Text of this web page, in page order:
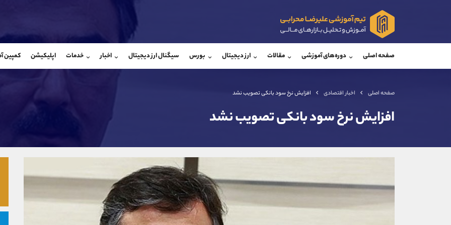
صفحه اصلی دوره‌های آموزشی مقالات ارز دیجیتال بورس سیگنال ارز دیجیتال اخبار خدمات اپلیکیشن کمپین
صفحه اصلی اخبار اقتصادی افزایش نرخ سود بانکی تصویب نشد
افزایش نرخ سود بانکی تصویب نشد
@Armteam_admin_104
تلفن